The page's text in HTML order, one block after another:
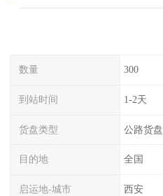
数量 300
到站时间 1-2天
货盘类型 公路货盘
目的地 全国
启运地-城市 西安